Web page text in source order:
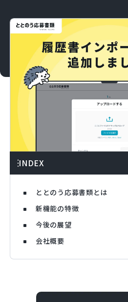
INDEX
ととのう応募書類とは
新機能の特徴
今後の展望
会社概要